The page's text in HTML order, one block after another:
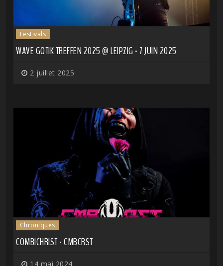
Festivals
WAVE GOTIK TREFFEN 2025 @ LEIPZIG - 7 JUIN 2025
2 juillet 2025
Chroniques
COMBICHRIST - CMBCRST
14 mai 2024